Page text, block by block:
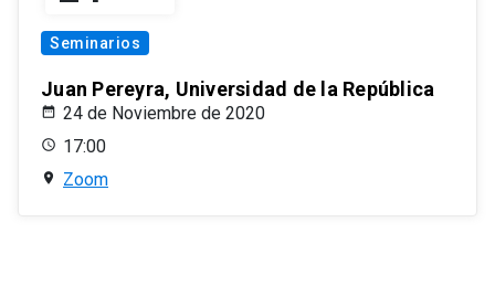
Seminarios
Juan Pereyra, Universidad de la República
24 de Noviembre de 2020
17:00
Zoom